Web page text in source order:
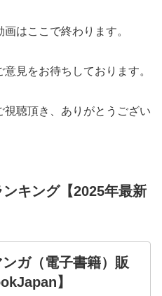
はここで終わります。
見をお待ちしております。
聴頂き、ありがとうござい
キング【2025年最新
ガ（電子書籍）販
】